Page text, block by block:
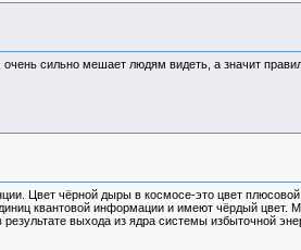
сильно мешает людям видеть, а значит
Цвет чёрной дыры в космосе-это цвет
квантовой информации и имеют чёрдый цвет.
выхода из ядра системы избыточной